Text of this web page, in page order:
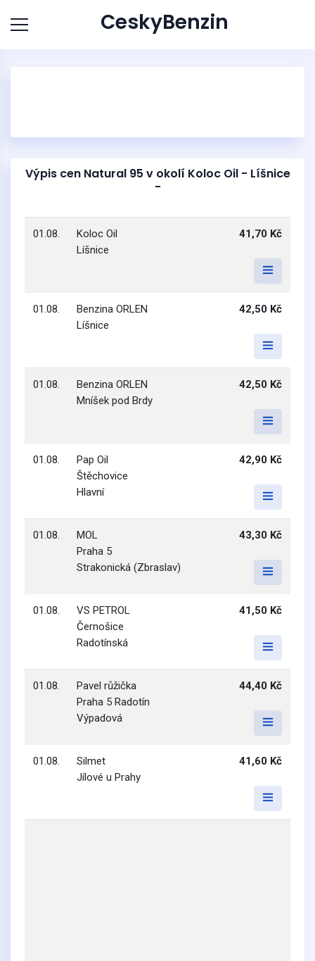
CeskyBenzin
Výpis cen Natural 95 v okolí Koloc Oil - Líšnice
-
01.08.
Koloc Oil
Líšnice
41,70 Kč
01.08.
Benzina ORLEN
Líšnice
42,50 Kč
01.08.
Benzina ORLEN
Mníšek pod Brdy
42,50 Kč
01.08.
Pap Oil
Štěchovice
Hlavní
42,90 Kč
01.08.
MOL
Praha 5
Strakonická (Zbraslav)
43,30 Kč
01.08.
VS PETROL
Černošice
Radotínská
41,50 Kč
01.08.
Pavel růžička
Praha 5 Radotín
Výpadová
44,40 Kč
01.08.
Silmet
Jílové u Prahy
41,60 Kč